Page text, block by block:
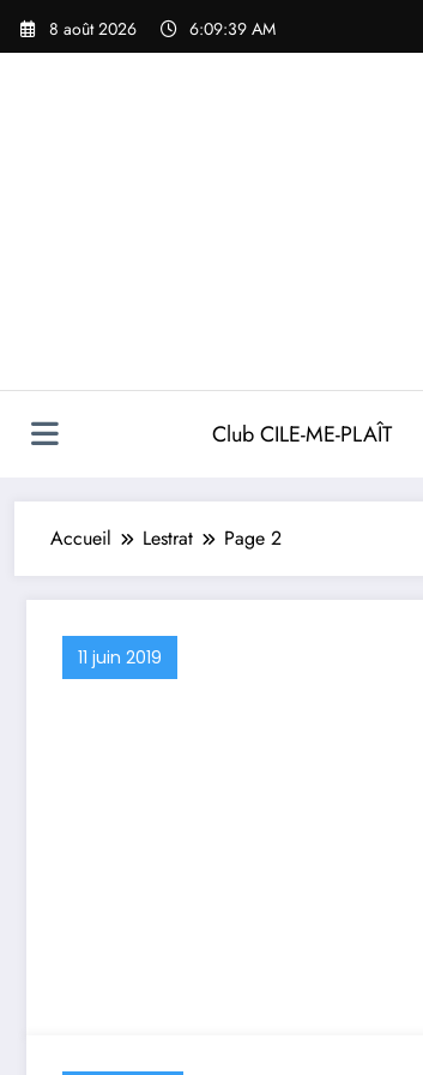
Aller
8 août 2026 6:09:39 AM
Club CILE-ME-PLAÎT
Accueil Lestrat Page 2
11 juin 2019